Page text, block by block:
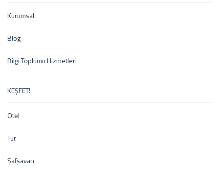
Kurumsal
Blog
Bilgi Toplumu Hizmetleri
KEŞFET!
Otel
Tur
Şafşavan